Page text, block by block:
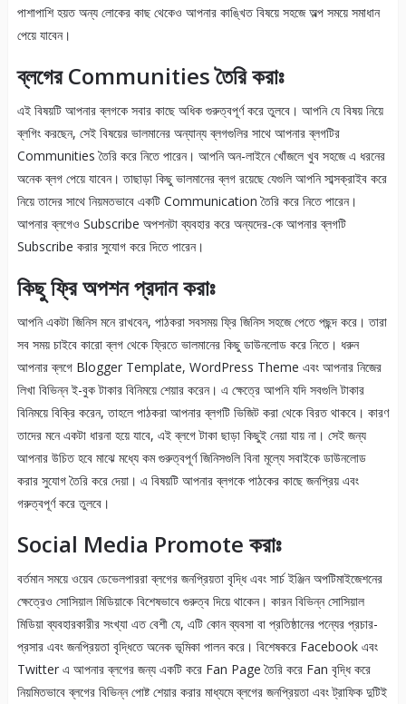
পাশাপাশি হয়ত অন্য লোকের কাছ থেকেও আপনার কাঙ্খিত বিষয়ে সহজে অল্প সময়ে সমাধান
পেয়ে যাবেন।
ব্লগের Communities তৈরি করাঃ
এই বিষয়টি আপনার ব্লগকে সবার কাছে অধিক গুরুত্বপূর্ণ করে তুলবে। আপনি যে বিষয় নিয়ে
ব্লগিং করছেন, সেই বিষয়ের ভালমানের অন্যান্য ব্লগগুলির সাথে আপনার ব্লগটির
Communities তৈরি করে নিতে পারেন। আপনি অন-লাইনে খোঁজলে খুব সহজে এ ধরনের
অনেক ব্লগ পেয়ে যাবেন। তাছাড়া কিছু ভালমানের ব্লগ রয়েছে যেগুলি আপনি সাব্সক্রাইব করে
নিয়ে তাদের সাথে নিয়মতভাবে একটি Communication তৈরি করে নিতে পারেন।
আপনার ব্লগেও Subscribe অপশনটা ব্যবহার করে অন্যদের-কে আপনার ব্লগটি
Subscribe করার সুযোগ করে দিতে পারেন।
কিছু ফ্রি অপশন প্রদান করাঃ
আপনি একটা জিনিস মনে রাখবেন, পাঠকরা সবসময় ফ্রি জিনিস সহজে পেতে পছন্দ করে। তারা
সব সময় চাইবে কারো ব্লগ থেকে ফ্রিতে ভালমানের কিছু ডাউনলোড করে নিতে। ধরুন
আপনার ব্লগে Blogger Template, WordPress Theme এবং আপনার নিজের
লিখা বিভিন্ন ই-বুক টাকার বিনিময়ে শেয়ার করেন। এ ক্ষেত্রে আপনি যদি সবগুলি টাকার
বিনিময়ে বিক্রি করেন, তাহলে পাঠকরা আপনার ব্লগটি ভিজিট করা থেকে বিরত থাকবে। কারণ
তাদের মনে একটা ধারনা হয়ে যাবে, এই ব্লগে টাকা ছাড়া কিছুই নেয়া যায় না। সেই জন্য
আপনার উচিত হবে মাঝে মধ্যে কম গুরুত্বপূর্ণ জিনিসগুলি বিনা মূল্যে সবাইকে ডাউনলোড
করার সুযোগ তৈরি করে দেয়া। এ বিষয়টি আপনার ব্লগকে পাঠকের কাছে জনপ্রিয় এবং
গরুত্বপূর্ণ করে তুলবে।
Social Media Promote করাঃ
বর্তমান সময়ে ওয়েব ডেভেলপাররা ব্লগের জনপ্রিয়তা বৃদ্ধি এবং সার্চ ইঞ্জিন অপটিমাইজেশনের
ক্ষেত্রেও সোসিয়াল মিডিয়াকে বিশেষভাবে গুরুত্ব দিয়ে থাকেন। কারন বিভিন্ন সোসিয়াল
মিডিয়া ব্যবহারকারীর সংখ্যা এত বেশী যে, এটি কোন ব্যবসা বা প্রতিষ্ঠানের পন্যের প্রচার-
প্রসার এবং জনপ্রিয়তা বৃদ্ধিতে অনেক ভূমিকা পালন করে। বিশেষকরে Facebook এবং
Twitter এ আপনার ব্লগের জন্য একটি করে Fan Page তৈরি করে Fan বৃদ্ধি করে
নিয়মিতভাবে ব্লগের বিভিন্ন পোষ্ট শেয়ার করার মাধ্যমে ব্লগের জনপ্রিয়তা এবং ট্রাফিক দুটিই